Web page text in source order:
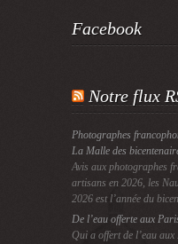
Facebook
Notre flux
Photographes
La Malle des
Avis aux photographes
artisans en 2026, les
2026 est l’année du
De l’eau offerte aux
Qui a offert de l’eau